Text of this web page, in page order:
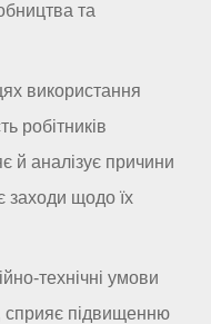
та
використання
робітників
й аналізує причини
заходи щодо їх
технічні умови
сприяє підвищенню